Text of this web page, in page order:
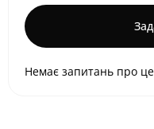
Немає запитань про